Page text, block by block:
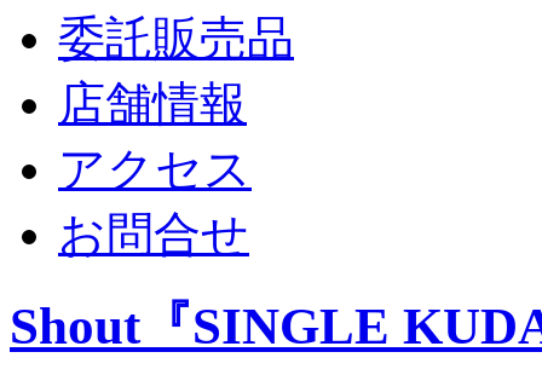
委託販売品
店舗情報
アクセス
お問合せ
Shout『SINGLE